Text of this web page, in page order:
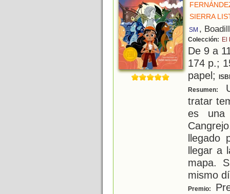
SIERRA
SM ,
Colección: El
De 9 a
174 p.;
papel;
Resumen:
tratar
es una
llegado
llegar a
mapa.
mismo
Premio: